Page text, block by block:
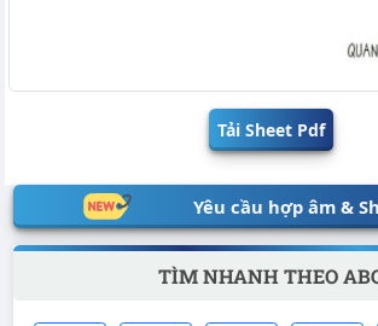
Tải Sheet Pdf
Yêu cầu hợp âm &
TÌM NHANH THEO